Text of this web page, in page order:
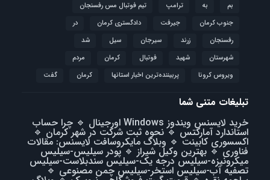
بم
به ترامپ
تیم فوتبال مس رفسنجان
جنوب کرمان
جیرفت دادگستری کرمان
در
رفسنجان
زرند سیرجان سیل
شد
شهرستان
شهید فوتبال كرمان
مردم
ویروس کرونا
پربیننده‌ترین اخبار استانها کرمان گفت
تبلیغات متنی شما
خرید لایسنس ویندوز Windows اورجینال
🔹 چرا حساب
استاندارد آمارکتس 🔹نحوه ثبت شرکت در شهر کرمان 🔹
اکسسوری کابینت 🔹 وبلاگ مایکروسافت لایسنس: مقالات
فناوری🔹 بهترین وکیل شیراز 🔹پودر سیلیس-سیلیس
میکرونیزه-سیلیس درجه یک-سیلیس سندبلاست-سیلیس
تصفیه آب-سیلیس استخر-سیلیس چمن مصنوعی 🔹